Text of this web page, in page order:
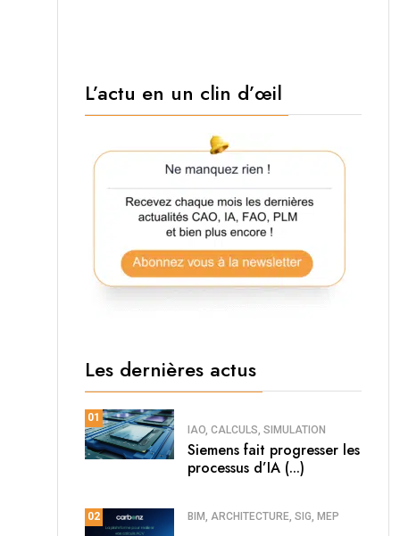
L’actu en un clin d’œil
Les dernières actus
01
IAO, CALCULS, SIMULATION
Siemens fait progresser les
processus d’IA (...)
02 BIM, ARCHITECTURE, SIG, MEP